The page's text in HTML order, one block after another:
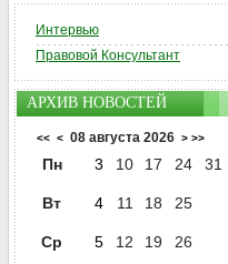
Интервью
Правовой Консультант
АРХИВ НОВОСТЕЙ
<< < 08 августа 2026 > >>
Пн 3 10 17 24 31
Вт 4 11 18 25
Ср 5 12 19 26